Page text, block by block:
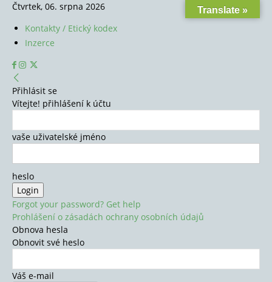
Čtvrtek, 06. srpna 2026
Kontakty / Etický kodex
Inzerce
Přihlásit se
Vítejte! přihlášení k účtu
vaše uživatelské jméno
heslo
Forgot your password? Get help
Prohlášení o zásadách ochrany osobních údajů
Obnova hesla
Obnovit své heslo
Váš e-mail
Translate »